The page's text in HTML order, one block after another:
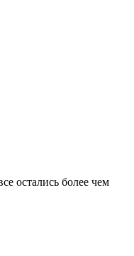
остались более чем